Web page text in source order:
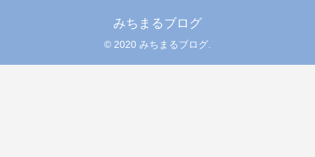
みちまるブログ
© 2020 みちまるブログ.